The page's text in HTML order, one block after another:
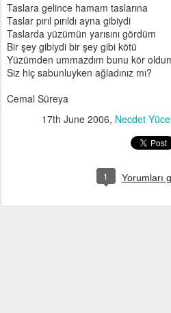
Taslara gelince hamam taslarına
Taslar pırıl pırıldı ayna gibiydi
Taslarda yüzümün yarısını gördüm
Bir şey gibiydi bir şey gibi kötü
Yüzümden ummazdım bunu kör
Siz hiç sabunluyken ağladınız mı?
Cemal Süreya
17th June 2006, Necdet
1 Yorumları